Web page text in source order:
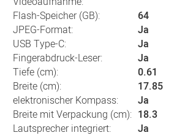
Flash-Speicher (GB):
64
JPEG-Format:
Ja
USB Type-C:
Ja
Fingerabdruck-Leser:
Ja
Tiefe (cm):
0.61
Breite (cm):
17.85
elektronischer Kompass:
Ja
Breite mit Verpackung (cm): 18.3
Lautsprecher integriert:
Ja